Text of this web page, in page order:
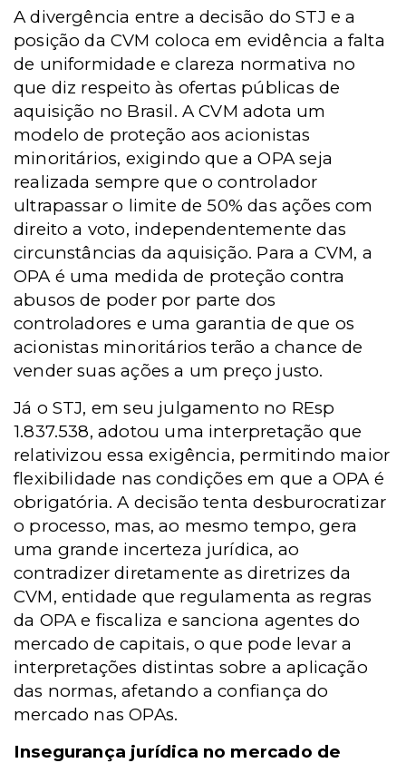
A divergência entre a decisão do STJ e a
posição da CVM coloca em evidência a falta
de uniformidade e clareza normativa no
que diz respeito às ofertas públicas de
aquisição no Brasil. A CVM adota um
modelo de proteção aos acionistas
minoritários, exigindo que a OPA seja
realizada sempre que o controlador
ultrapassar o limite de 50% das ações com
direito a voto, independentemente das
circunstâncias da aquisição. Para a CVM, a
OPA é uma medida de proteção contra
abusos de poder por parte dos
controladores e uma garantia de que os
acionistas minoritários terão a chance de
vender suas ações a um preço justo.
Já o STJ, em seu julgamento no REsp
1.837.538, adotou uma interpretação que
relativizou essa exigência, permitindo maior
flexibilidade nas condições em que a OPA é
obrigatória. A decisão tenta desburocratizar
o processo, mas, ao mesmo tempo, gera
uma grande incerteza jurídica, ao
contradizer diretamente as diretrizes da
CVM, entidade que regulamenta as regras
da OPA e fiscaliza e sanciona agentes do
mercado de capitais, o que pode levar a
interpretações distintas sobre a aplicação
das normas, afetando a confiança do
mercado nas OPAs.
Insegurança jurídica no mercado de